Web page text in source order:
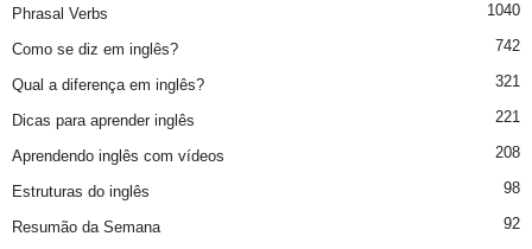
Phrasal Verbs 1040
Como se diz em inglês? 742
Qual a diferença em inglês? 321
Dicas para aprender inglês 221
Aprendendo inglês com vídeos 208
Estruturas do inglês 98
Resumão da Semana 92